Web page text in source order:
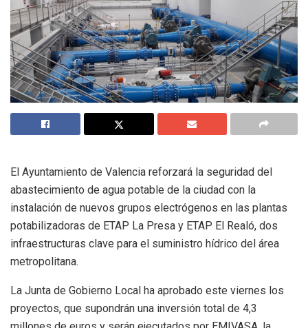
El Ayuntamiento de Valencia reforzará la seguridad del
abastecimiento de agua potable de la ciudad con la
instalación de nuevos grupos electrógenos en las plantas
potabilizadoras de ETAP La Presa y ETAP El Realó, dos
infraestructuras clave para el suministro hídrico del área
metropolitana.
La Junta de Gobierno Local ha aprobado este viernes los
proyectos, que supondrán una inversión total de 4,3